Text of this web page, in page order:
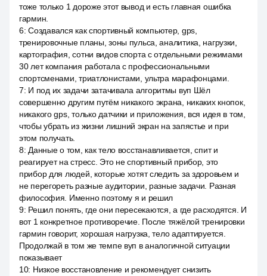
тоже только 1 дороже этот вывод и есть главная ошибка
гармин.
6:Создавался как спортивный компьютер, gps,
тренировочные планы, зоны пульса, аналитика, нагрузки,
картография, сотни видов спорта с отдельными режимами
30 лет компания работала с профессиональными
спортсменами, триатлонистами, ультра марафонцами.
7: И под их задачи затачивала алгоритмы вуп Шёл
совершенно другим путём никакого экрана, никаких кнопок,
никакого gps, только датчики и приложения, вся идея в том,
чтобы убрать из жизни лишний экран на запястье и при
этом получать.
8: Данные о том, как тело восстанавливается, спит и
реагирует на стресс. Это не спортивный прибор, это
прибор для людей, которые хотят следить за здоровьем и
не перегореть разные аудитории, разные задачи. Разная
философия. Именно поэтому я и решил
9: Решил понять, где они пересекаются, а где расходятся. И
вот 1 конкретное противоречие. После тяжёлой тренировки
гармин говорит, хорошая нагрузка, тело адаптируется.
Продолжай в том же темпе вуп в аналогичной ситуации
показывает
10: Низкое восстановление и рекомендует снизить